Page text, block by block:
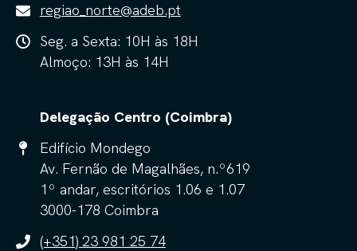
regiao_norte@adeb.pt
Seg. a Sexta: 10H às 18H
Almoço: 13H às 14H
Delegação Centro (Coimbra)
Edifício Mondego
Av. Fernão de Magalhães, n.º619
1º andar, escritórios 1.06 e 1.07
3000-178 Coimbra
(+351) 23 981 25 74